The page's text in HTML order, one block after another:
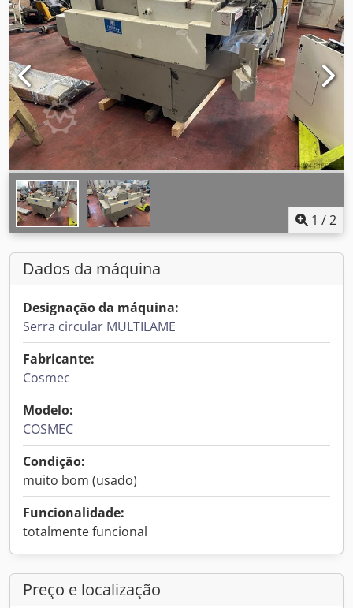
1 /2
Dados da máquina
Designação da máquina:
Serra circular MULTILAME
Fabricante:
Cosmec
Modelo:
COSMEC
Condição:
muito bom (usado)
Funcionalidade:
totalmente funcional
Preço e localização